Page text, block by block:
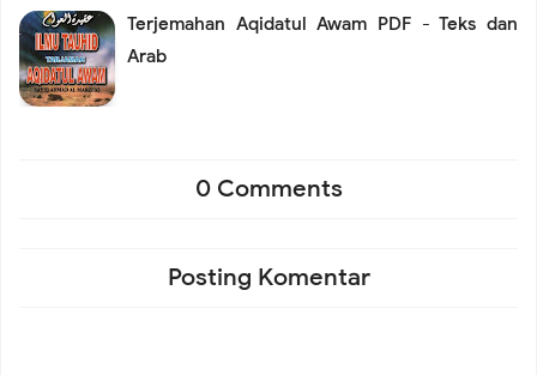
Terjemahan Aqidatul Awam PDF - Teks dan
Arab
0 Comments
Posting Komentar